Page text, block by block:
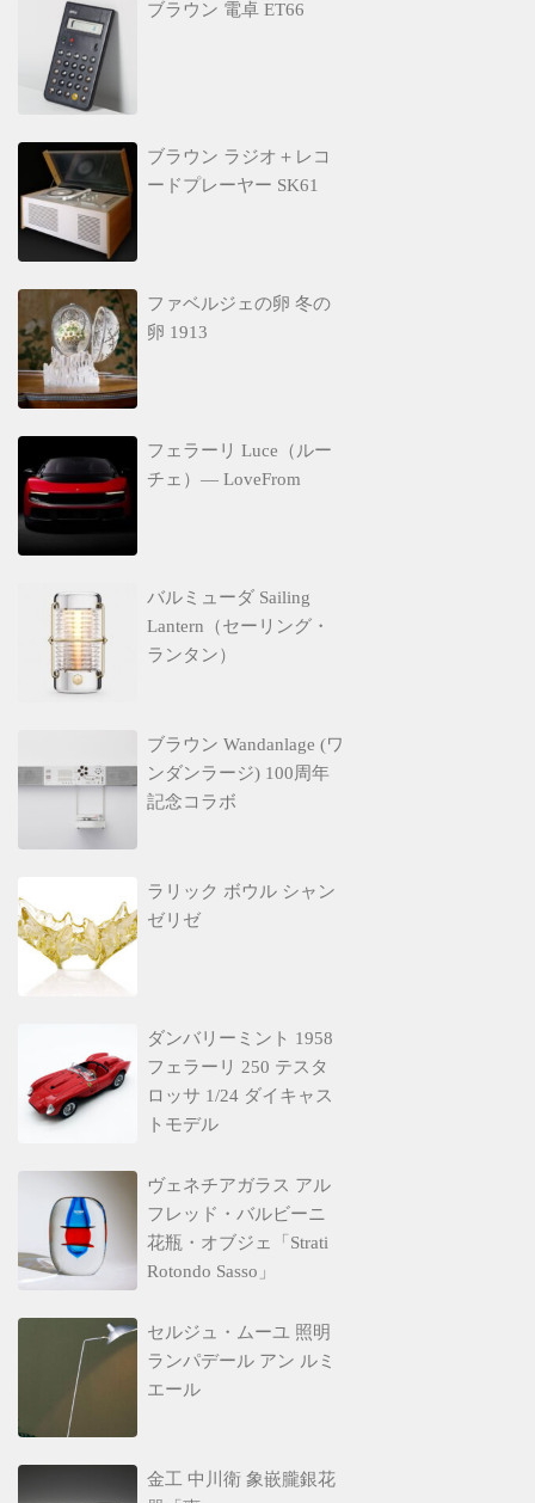
ブラウン 電卓 ET66
ブラウン ラジオ＋レコ
ードプレーヤー SK61
ファベルジェの卵 冬の
卵 1913
フェラーリ Luce（ルー
チェ）— LoveFrom
バルミューダ Sailing
Lantern（セーリング・
ランタン）
ブラウン Wandanlage (ワ
ンダンラージ) 100周年
記念コラボ
ラリック ボウル シャン
ゼリゼ
ダンバリーミント 1958
フェラーリ 250 テスタ
ロッサ 1/24 ダイキャス
トモデル
ヴェネチアガラス アル
フレッド・バルビーニ
花瓶・オブジェ「Strati
Rotondo Sasso」
セルジュ・ムーユ 照明
ランパデール アン ルミ
エール
金工 中川衛 象嵌朧銀花